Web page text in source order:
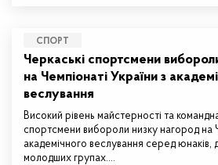
СПОРТ
Черкаські спортсмени
на Чемпіонаті України з
веслування
Високий рівень майстерності та
спортсмени вибороли низку нагород на
академічного веслування серед юнаків,
молодших групах.…